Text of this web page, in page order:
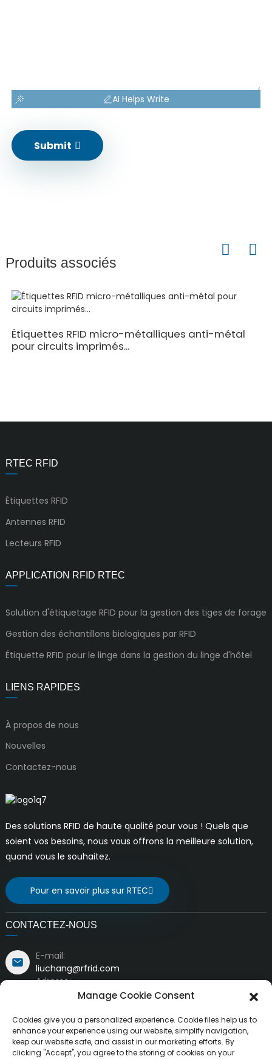
AI Helps Write
Submit
Produits associés
Étiquettes RFID micro-métalliques anti-métal
pour circuits imprimés...
RTEC RFID
Étiquettes RFID
Antennes RFID
Lecteurs RFID
APPLICATION RFID RTEC
Solution d'étiquetage RFID pour la gestion des tiges de forage
Gestion des échantillons biologiques par RFID
Étiquette RFID pour le linge dans la gestion du linge d'hôtel
LIENS RAPIDES
À propos de nous
Nouvelles
Contactez-nous
Des solutions RFID de haute qualité pour vous ! Quels que
soient vos besoins, nous vous offrons la meilleure solution,
quand vous le souhaitez.
Pour en savoir plus sur RTEC
CONTACTEZ-NOUS
E-mail:
liuchang@rfrid.com
Adresse:
Bâtiment n° 10, Base d'innovation, District scientifique
621000
Manage Cookie Consent
Cookies give you a personalized experience. Cookie files help us to
enhance your experience using our website, simplify navigation,
keep our website safe, and assist in our marketing efforts. By
clicking "Accept", you agree to the storing of cookies on your